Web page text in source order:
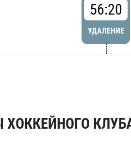
56:20
УДАЛЕНИЕ